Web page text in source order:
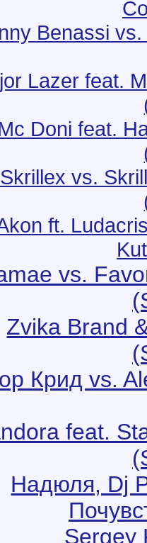
Benassi
Lazer feat.
Doni feat.
Skrillex vs.
ft.
vs.
Zvika Brand
Крид vs.
feat.
Надюля, Dj
Sergey